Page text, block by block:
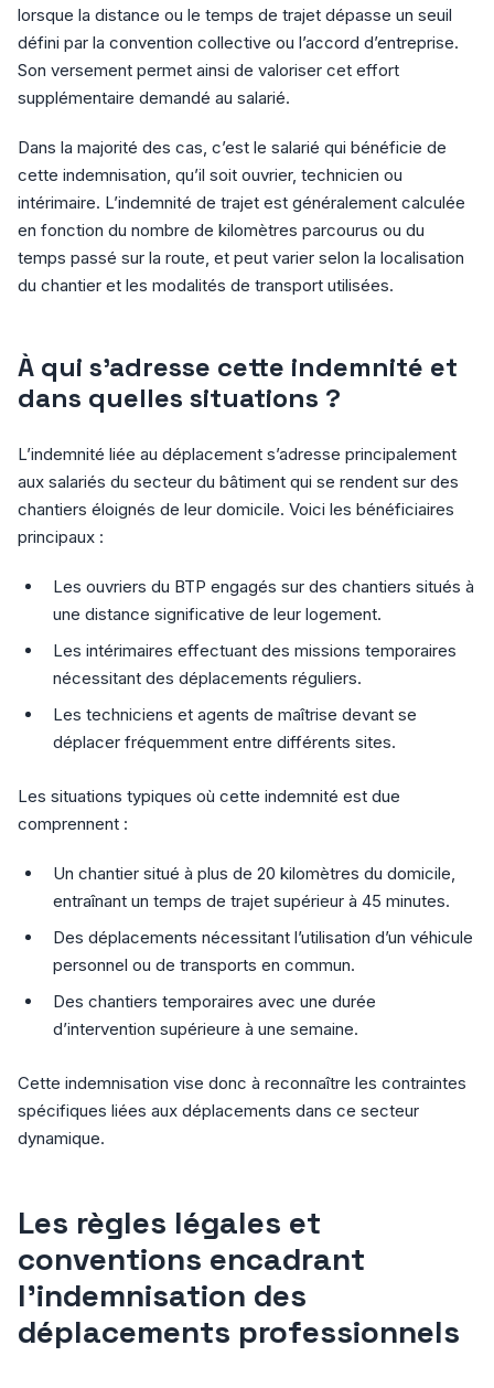
lorsque la distance ou le temps de trajet dépasse un seuil
défini par la convention collective ou l’accord d’entreprise.
Son versement permet ainsi de valoriser cet effort
supplémentaire demandé au salarié.
Dans la majorité des cas, c’est le salarié qui bénéficie de
cette indemnisation, qu’il soit ouvrier, technicien ou
intérimaire. L’indemnité de trajet est généralement calculée
en fonction du nombre de kilomètres parcourus ou du
temps passé sur la route, et peut varier selon la localisation
du chantier et les modalités de transport utilisées.
À qui s’adresse cette indemnité et
dans quelles situations ?
L’indemnité liée au déplacement s’adresse principalement
aux salariés du secteur du bâtiment qui se rendent sur des
chantiers éloignés de leur domicile. Voici les bénéficiaires
principaux :
Les ouvriers du BTP engagés sur des chantiers situés à
une distance significative de leur logement.
Les intérimaires effectuant des missions temporaires
nécessitant des déplacements réguliers.
Les techniciens et agents de maîtrise devant se
déplacer fréquemment entre différents sites.
Les situations typiques où cette indemnité est due
comprennent :
Un chantier situé à plus de 20 kilomètres du domicile,
entraînant un temps de trajet supérieur à 45 minutes.
Des déplacements nécessitant l’utilisation d’un véhicule
personnel ou de transports en commun.
Des chantiers temporaires avec une durée
d’intervention supérieure à une semaine.
Cette indemnisation vise donc à reconnaître les contraintes
spécifiques liées aux déplacements dans ce secteur
dynamique.
Les règles légales et
conventions encadrant
l’indemnisation des
déplacements professionnels